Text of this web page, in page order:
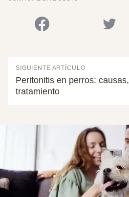
SIGUIENTE ARTÍCULO
Peritonitis en perros:
tratamiento